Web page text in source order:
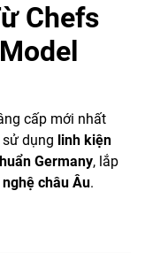
Chefs
cấp mới nhất
dụng linh kiện
Germany, lắp
châu Âu.